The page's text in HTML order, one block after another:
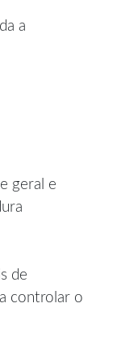
a
geral e
de
controlar o